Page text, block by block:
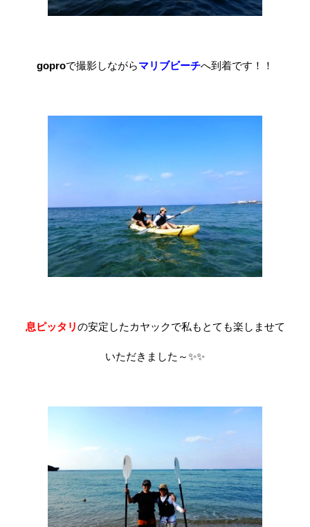
goproで撮影しながらマリブビーチへ到着です！！
息ピッタリの安定したカヤックで私もとても楽しませて
いただきました～✨✨